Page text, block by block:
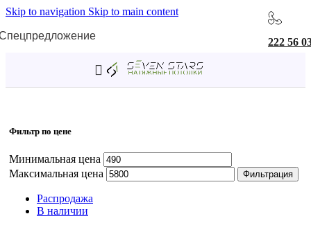
Skip to navigation Skip to main content
222 56
Товар Ширина/диаметр
Фильтр по цене
Минимальная цена
Максимальная цена
Фильтрация
Распродажа
В наличии